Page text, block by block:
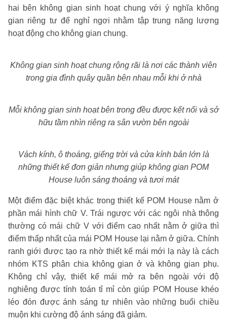
hai bên không gian sinh hoạt chung với ý nghĩa không
gian riêng tư để nghỉ ngơi nhằm tập trung năng lượng
hoạt động cho không gian chung.
Không gian sinh hoạt chung rộng rãi là nơi các thành viên
trong gia đình quây quần bên nhau mỗi khi ở nhà
Mỗi không gian sinh hoạt bên trong đều được kết nối và sở
hữu tầm nhìn riêng ra sân vườn bên ngoài
Vách kính, ô thoáng, giếng trời và cửa kính bản lớn là
những thiết kế đơn giản nhưng giúp không gian POM
House luôn sáng thoáng và tươi mát
Một điểm đặc biệt khác trong thiết kế POM House nằm ở
phần mái hình chữ V. Trái ngược với các ngôi nhà thông
thường có mái chữ V với điểm cao nhất nằm ở giữa thì
điểm thấp nhất của mái POM House lại nằm ở giữa. Chính
ranh giới được tạo ra nhờ thiết kế mái mới lạ này là cách
nhóm KTS phân chia không gian ở và không gian phụ.
Không chỉ vậy, thiết kế mái mở ra bên ngoài với độ
nghiêng được tính toán tỉ mỉ còn giúp POM House khéo
léo đón được ánh sáng tự nhiên vào những buổi chiều
muộn khi cường độ ánh sáng đã giảm.